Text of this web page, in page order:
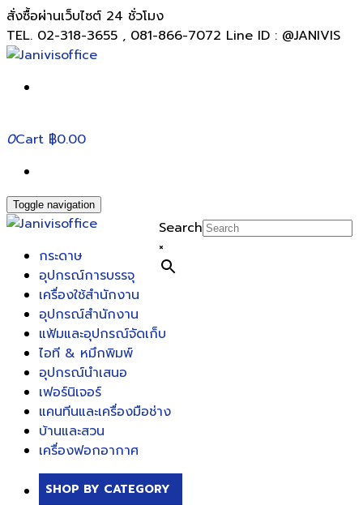
สั่งซื้อผ่านเว็บไซต์ 24 ชั่วโมง
TEL. 02-318-3655 , 081-866-7072 Line ID : @JANIVIS
0Cart ฿0.00
Toggle navigation
Search
×
กระดาษ
อุปกรณ์การบรรจุ
เครื่องใช้สำนักงาน
อุปกรณ์สำนักงาน
แฟ้มและอุปกรณ์จัดเก็บ
ไอที & หมึกพิมพ์
อุปกรณ์นำเสนอ
เฟอร์นิเจอร์
แคนทีนและเครื่องมือช่าง
บ้านและสวน
เครื่องฟอกอากาศ
SHOP BY CATEGORY